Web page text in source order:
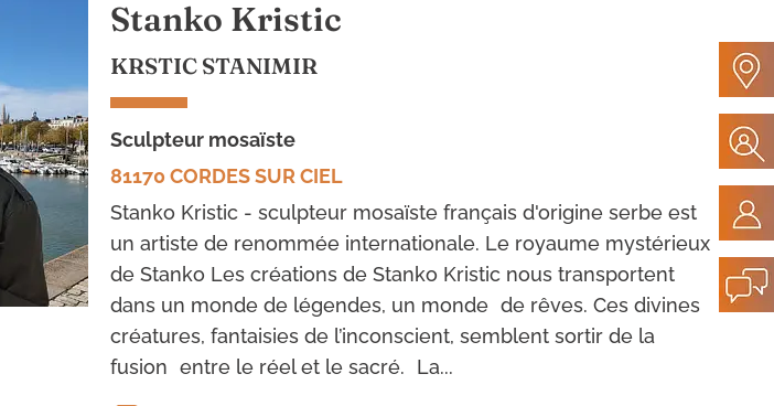
Stanko Kristic
KRSTIC STANIMIR
sculpteur mosaïste
81170 CORDES SUR CIEL
Stanko Kristic - sculpteur mosaïste français d'origine serbe est
un artiste de renommée internationale. Le royaume mystérieux
de Stanko Les créations de Stanko Kristic nous transportent
dans un monde de légendes, un monde de rêves. Ces divines
créatures, fantaisies de l’inconscient, semblent sortir de la
fusion entre le réel et le sacré. La...